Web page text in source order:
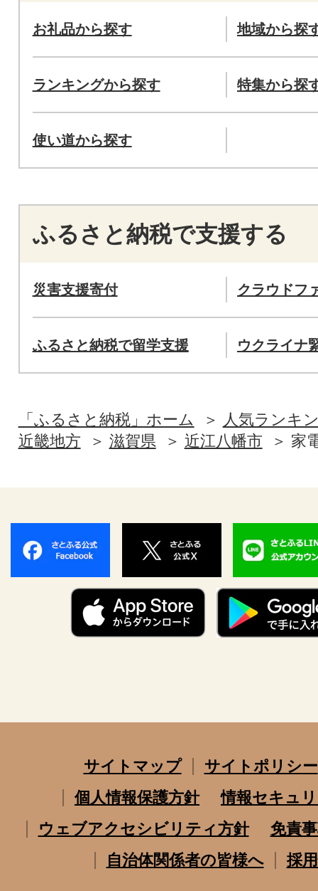
お礼品から探す 地域から探
ランキングから探す 特集から探
使い道から探す
ふるさと納税で支援する
災害支援寄付 クラウドフ
ふるさと納税で留学支援 ウクライナ
「ふるさと納税」ホーム
人気ランキ
近畿地方
滋賀県 近江八幡市 家
サイトマップ
サイトポリシー
個人情報保護方針
情報セキュ
ウェブアクセシビリティ方針
免責
自治体関係者の皆様へ
採